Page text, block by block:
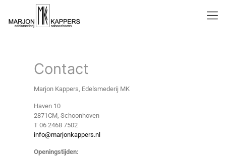
Contact
Marjon Kappers, Edelsmederij MK
Haven 10
2871CM, Schoonhoven
T 06 2468 7502
info@marjonkappers.nl
Openingstijden: